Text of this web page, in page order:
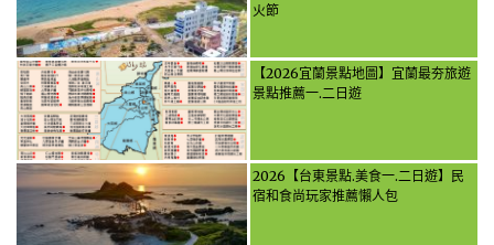
火節
【2026宜蘭景點地圖】宜蘭最夯旅遊
景點推薦一.二日遊
2026【台東景點.美食一.二日遊】民
宿和食尚玩家推薦懶人包